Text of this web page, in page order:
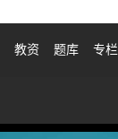
教资 题库 专栏